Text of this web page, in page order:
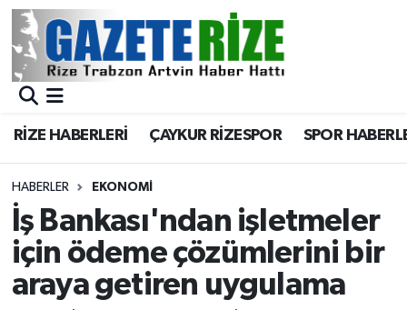
RİZE HABERLERİ ÇAYKUR RİZESPOR SPOR
HABERLER EKONOMİ
İş Bankası'ndan işletmeler
için ödeme çözümlerini bir
araya getiren uygulama
BÖLGEMİZ
Asayiş
Rize Jandarma Komutanlığı
Bilim Teknoloji
Bölge
Merkez Nöbetçi Eczaneler
Merkez Trafik Yoğunluk Haritası
Süper Lig Puan Durumu ve Fikstür
Tüm Manşetler
Son Dakika Haberleri